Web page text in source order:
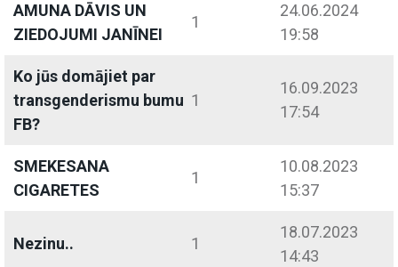
AMUNA DĀVIS UN
ZIEDOJUMI JANĪNEI
1
24.06.2024
19:58
Ko jūs domājiet par
transgenderismu bumu
FB?
1
16.09.2023
17:54
SMEKESANA
CIGARETES
1
10.08.2023
15:37
Nezinu.. 1
18.07.2023
14:43